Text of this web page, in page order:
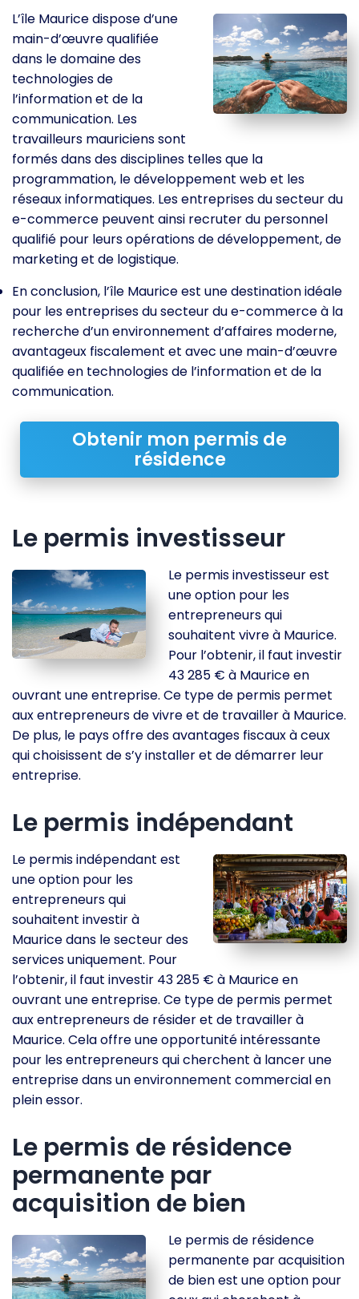
L’île Maurice dispose d’une
main-d’œuvre qualifiée
dans le domaine des
technologies de
l’information et de la
communication. Les
travailleurs mauriciens sont
formés dans des disciplines telles que la
programmation, le développement web et les
réseaux informatiques. Les entreprises du secteur du
e-commerce peuvent ainsi recruter du personnel
qualifié pour leurs opérations de développement, de
marketing et de logistique.
En conclusion, l’île Maurice est une destination idéale
pour les entreprises du secteur du e-commerce à la
recherche d’un environnement d’affaires moderne,
avantageux fiscalement et avec une main-d’œuvre
qualifiée en technologies de l’information et de la
communication.
Obtenir mon permis de
résidence
Le permis investisseur
Le permis investisseur est
une option pour les
entrepreneurs qui
souhaitent vivre à Maurice.
Pour l’obtenir, il faut investir
43 285 € à Maurice en
ouvrant une entreprise. Ce type de permis permet
aux entrepreneurs de vivre et de travailler à Maurice.
De plus, le pays offre des avantages fiscaux à ceux
qui choisissent de s’y installer et de démarrer leur
entreprise.
Le permis indépendant
Le permis indépendant est
une option pour les
entrepreneurs qui
souhaitent investir à
Maurice dans le secteur des
services uniquement. Pour
l’obtenir, il faut investir 43 285 € à Maurice en
ouvrant une entreprise. Ce type de permis permet
aux entrepreneurs de résider et de travailler à
Maurice. Cela offre une opportunité intéressante
pour les entrepreneurs qui cherchent à lancer une
entreprise dans un environnement commercial en
plein essor.
Le permis de résidence
permanente par
acquisition de bien
Le permis de résidence
permanente par acquisition
de bien est une option pour